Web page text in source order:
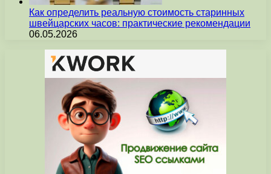
Как определить реальную стоимость старинных
швейцарских часов: практические рекомендации
06.05.2026